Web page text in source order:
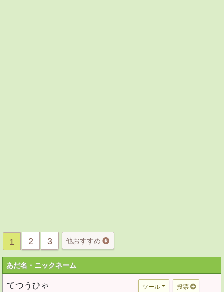
1 2 3 他おすすめ
あだ名・ニックネーム
てつうひゃ ツール 投票